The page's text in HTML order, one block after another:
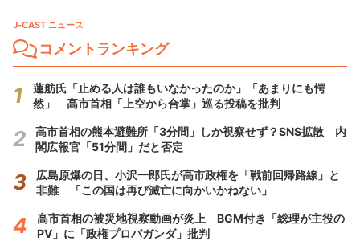
J-CAST ニュース
コメントランキング
蓮舫氏「止める人は誰もいなかったのか」「あまりにも愕
然」 高市首相「上空から合掌」巡る投稿を批判
高市首相の熊本避難所「3分間」しか視察せず？SNS拡散 内
閣広報官「51分間」だと否定
広島原爆の日、小沢一郎氏が高市政権を「戦前回帰路線」と
非難 「この国は再び滅亡に向かいかねない」
高市首相の被災地視察動画が炎上 BGM付き「総理が主役の
PV」に「政権プロパガンダ」批判